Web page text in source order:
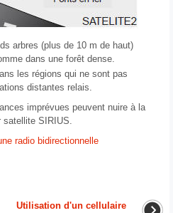
arbres (plus de 10 m de haut)
dans une forêt dense.
les régions qui ne sont pas
distantes relais.
imprévues peuvent nuire à la
satellite SIRIUS.
radio bidirectionnelle
Utilisation d'un cellulaire